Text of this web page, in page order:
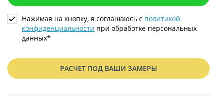
Нажимая на кнопку, я соглашаюсь с политикой
конфиденциальности при обработке персональных
данных*
РАСЧЕТ ПОД ВАШИ ЗАМЕРЫ